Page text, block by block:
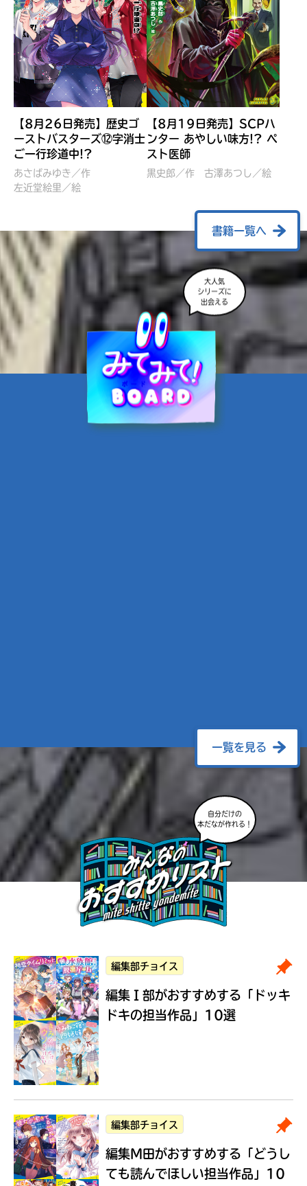
ぼくたちのマインクラフト
冒険記 エンチャント剣
VS暴走モブ
営委員会／協力
レッツゴー！まいぜんシス
ターズ とつぜん、王様に
佐久間さのすけ／絵
【8月26日発売】歴史ゴ
ーストバスターズ⑫字消士
ご一行珍道中!?
あさばみゆき／作
左近堂絵里／絵
【8月19日発売】SCPハ
ンター あやしい味方!? ペ
スト医師
黒史郎／作 古澤あつし／絵
書籍一覧へ
大人気
シリーズに
出会える
一覧を見る
自分だけの
本だなが作れる！
編集部チョイス
編集Ｉ部がおすすめする 「ドッキ
ドキの担当作品」10選
編集部チョイス
編集M田がおすすめする 「どうし
ても読んでほしい担当作品」10